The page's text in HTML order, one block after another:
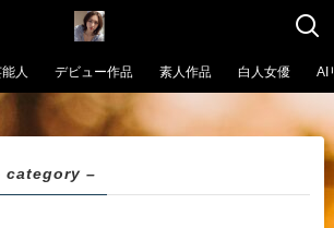
人 デビュー作品 素人作品 白人女優 AI
category –